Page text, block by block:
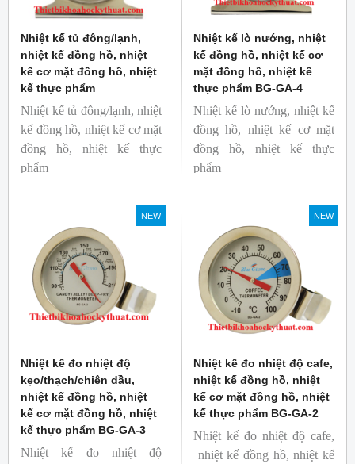
Nhiệt kế tủ đông/lạnh,
nhiệt kế đồng hồ, nhiệt
kế cơ mặt đồng hồ, nhiệt
kế thực phẩm
Nhiệt kế tủ đông/lạnh, nhiệt
kế đồng hồ, nhiệt kế cơ mặt
đồng hồ, nhiệt kế thực
phẩm
Thương hiệu: Blue Gizmo
Nhiệt kế lò nướng, nhiệt
kế đồng hồ, nhiệt kế cơ
mặt đồng hồ, nhiệt kế
thực phẩm BG-GA-4
Nhiệt kế lò nướng, nhiệt kế
đồng hồ, nhiệt kế cơ mặt
đồng hồ, nhiệt kế thực
phẩm
Thương hiệu: Blue Gizmo
NEW
Nhiệt kế đo nhiệt độ
kẹo/thạch/chiên dầu,
nhiệt kế đồng hồ, nhiệt
kế cơ mặt đồng hồ, nhiệt
kế thực phẩm BG-GA-3
Nhiệt kế đo nhiệt độ
NEW
Nhiệt kế đo nhiệt độ cafe,
nhiệt kế đồng hồ, nhiệt
kế cơ mặt đồng hồ, nhiệt
kế thực phẩm BG-GA-2
Nhiệt kế đo nhiệt độ cafe,
nhiệt kế đồng hồ, nhiệt kế